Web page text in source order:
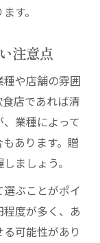
す。
注意点
や店舗の雰囲
店であれば清
業種によって
あります。贈
ましょう。
ぶことがポイ
度が多く、あ
可能性があり